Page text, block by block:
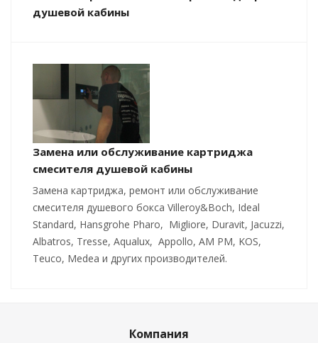
душевой кабины
Замена или обслуживание картриджа
смесителя душевой кабины
Замена картриджа, ремонт или обслуживание
смесителя душевого бокса Villeroy&Boch, Ideal
Standard, Hansgrohe Pharo, Migliore, Duravit, Jacuzzi,
Albatros, Tresse, Aqualux, Appollo, AM PM, KOS,
Teuco, Medea и других производителей.
Компания